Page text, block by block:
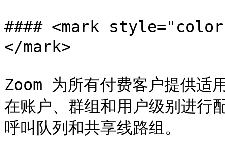
#### <mark style="color:
</mark>
Zoom 为所有付费客户提供适
在账户、群组和用户级别进行
呼叫队列和共享线路组。